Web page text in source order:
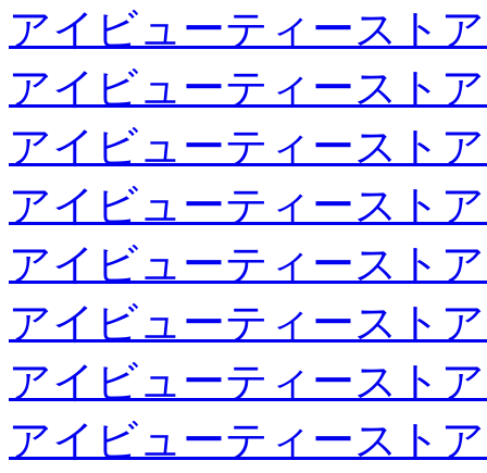
アイビューティースト
アイビューティースト
アイビューティースト
アイビューティースト
アイビューティースト
アイビューティースト
アイビューティースト
アイビューティースト